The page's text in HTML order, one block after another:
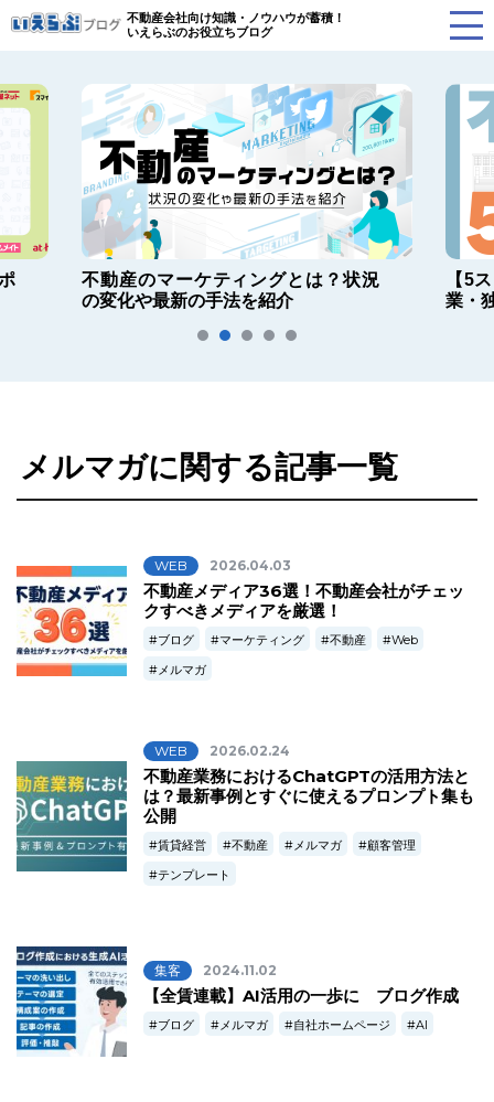
不動産会社向け知識・ノウハウが蓄積！
いえらぶのお役立ちブログ
不動産のマーケティングとは？状況
の変化や最新の手法を紹介
【5
業・
メルマガに関する記事一覧
WEB 2026.04.03
不動産メディア36選！不動産会社がチェッ
クすべきメディアを厳選！
ブログ マーケティング 不動産
Web
メルマガ
WEB 2026.02.24
不動産業務におけるChatGPTの活用方法と
は？最新事例とすぐに使えるプロンプト集も
公開
賃貸経営 不動産 メルマガ
顧客管理
テンプレート
集客 2024.11.02
【全賃連載】AI活用の一歩に ブログ作成
ブログ メルマガ 自社ホームページ AI